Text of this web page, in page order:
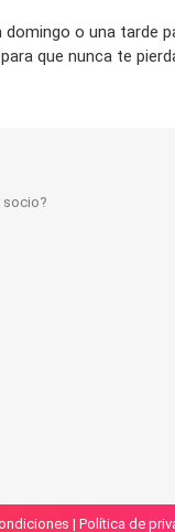
o una tarde
que nunca te
socio?
| Política de